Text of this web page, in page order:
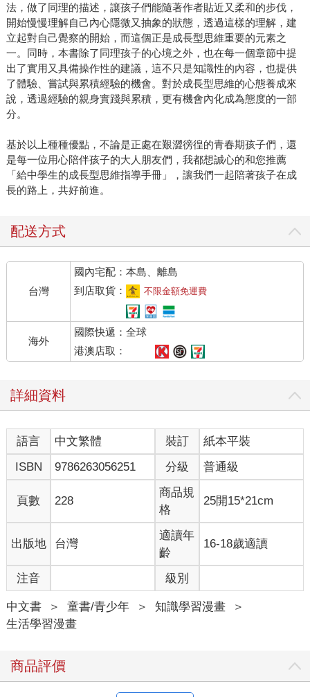
法，做了同理的描述，讓孩子們能隨著作者貼近又柔和的步伐，
開始慢慢理解自己內心隱微又抽象的狀態，透過這樣的理解，建
立起對自己覺察的開始，而這個正是成長型思維重要的元素之
一。同時，本書除了同理孩子的心境之外，也在每一個章節中提
出了實用又具備操作性的建議，這不只是知識性的內容，也提供
了體驗、嘗試與累積經驗的機會。對於成長型思維的心態養成來
說，透過經驗的親身實踐與累積，更有機會內化成為態度的一部
分。
基於以上種種優點，不論是正處在艱澀徬徨的青春期孩子們，還
是每一位用心陪伴孩子的大人朋友們，我都想誠心的和您推薦
「給中學生的成長型思維指導手冊」，讓我們一起陪著孩子在成
長的路上，共好前進。
配送方式
台灣
國內宅配：本島、離島
到店取貨：
不限金額免運費
海外
國際快遞：全球
港澳店取：
詳細資料
語言 中文繁體 裝訂
紙本平裝
ISBN
9786263056251 分級 普通級
頁數 228
商品規
格
25開15*21cm
出版地 台灣
適讀年
齡
16-18歲適讀
注音 級別
中文書 ＞ 童書/青少年 ＞ 知識學習漫畫
＞
生活學習漫畫
商品評價